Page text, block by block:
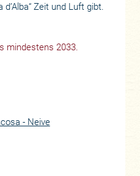
Zeit und Luft gibt.
mindestens 2033.
- Neive